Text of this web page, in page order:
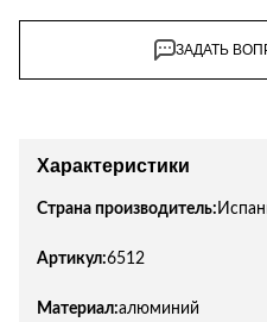
ЗАДАТЬ
Характеристики
Страна производитель:
Артикул:6512
Материал:алюминий